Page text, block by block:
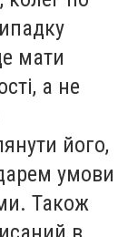
мати
а не
його,
умови
Також